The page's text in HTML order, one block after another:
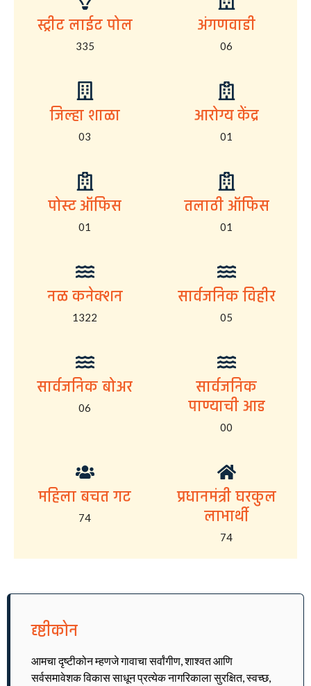
स्ट्रीट लाईट पोल
335
अंगणवाडी
06
जिल्हा शाळा
03
आरोग्य केंद्र
01
पोस्ट ऑफिस
01
तलाठी ऑफिस
01
नळ कनेक्शन
1322
सार्वजनिक विहीर
05
सार्वजनिक बोअर
06
सार्वजनिक
पाण्याची आड
00
महिला बचत गट
74
प्रधानमंत्री घरकुल
लाभार्थी
74
दृष्टीकोन
आमचा दृष्टीकोन म्हणजे गावाचा सर्वांगीण, शाश्वत आणि
सर्वसमावेशक विकास साधून प्रत्येक नागरिकाला सुरक्षित, स्वच्छ,